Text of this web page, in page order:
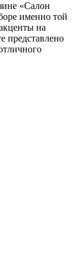
«Салон
именно той
на
представлено